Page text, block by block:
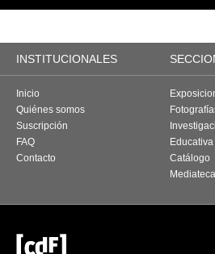
INSTITUCIONALES
Inicio
Quiénes somos
Suscripción
FAQ
Contacto
Educativa
Catálogo
Mediateca